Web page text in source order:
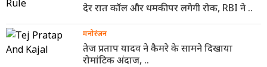
देर रात कॉल और धमकी पर लगेगी रोक, RBI ने ..
मनोरंजन
तेज प्रताप यादव ने कैमरे के सामने दिखाया
रोमांटिक अंदाज, ..